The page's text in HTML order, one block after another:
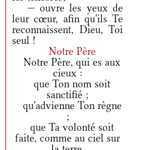
—ouvre les yeux de
leur cœur, afin qu'ils Te
reconnaissent, Dieu, Toi
seul !
Notre Père
Notre Père, qui es aux
cieux :
que Ton nom soit
sanctifié ;
qu'advienne Ton règne
;
que Ta volonté soit
faite, comme au ciel sur